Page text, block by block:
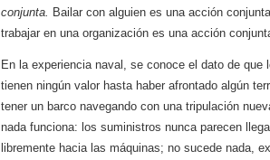
conjunta.
Bailar con alguien es una acción
trabajar en una organización es una acción
En la experiencia naval, se conoce el dato de
tienen ningún valor hasta haber afrontado algún
tener un barco navegando con una tripulación
nada funciona: los suministros nunca parecen
libremente hacia las máquinas; no sucede nada,